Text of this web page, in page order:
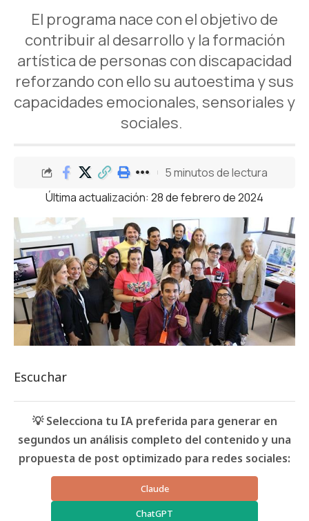
El programa nace con el objetivo de
contribuir al desarrollo y la formación
artística de personas con discapacidad
reforzando con ello su autoestima y sus
capacidades emocionales, sensoriales y
sociales.
Última actualización: 28 de febrero de 2024
5 minutos de lectura
Escuchar
💡 Selecciona tu IA preferida para generar en
segundos un análisis completo del contenido y una
propuesta de post optimizado para redes sociales:
Claude
ChatGPT